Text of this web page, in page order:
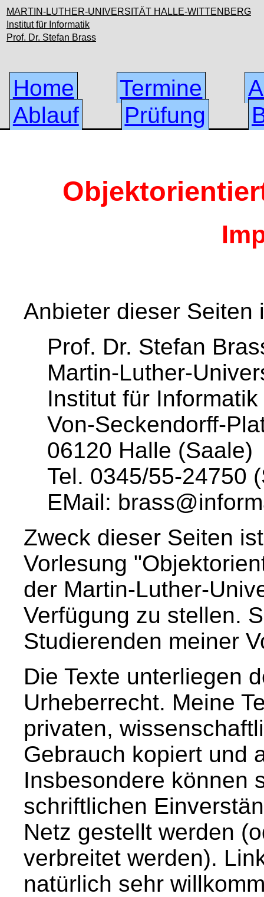
MARTIN-LUTHER-UNIVERSITÄT HALLE-WITTENBERG
Institut für Informatik
Prof. Dr. Stefan Brass
Home Termine
Ablauf
Prüfung
Anbieter dieser Seiten
Prof. Dr. Stefan
Martin-Luther-
Institut für Informatik
Von-Seckendorff-
06120 Halle (Saale)
Tel. 0345/55-24750
EMail:
Zweck dieser Seiten
Vorlesung
der Martin-Luther-
Verfügung zu stellen.
Studierenden meiner
Die Texte unterliegen
Urheberrecht. Meine
privaten,
Gebrauch kopiert und
Insbesondere können
schriftlichen
Netz gestellt werden
verbreitet werden).
natürlich sehr